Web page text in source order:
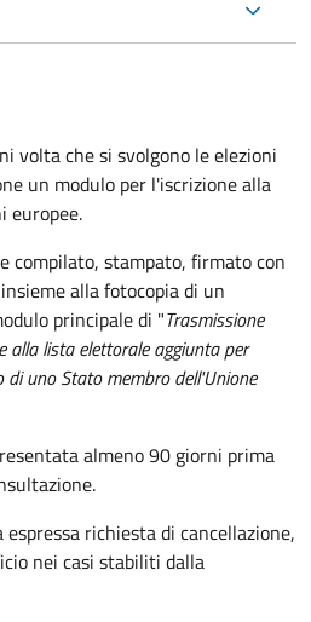
volta che si svolgono le elezioni
un modulo per l'iscrizione alla
europee.
compilato, stampato, firmato con
alla fotocopia di un
principale di "Trasmissione
alla lista elettorale aggiunta per
di uno Stato membro dell'Unione
almeno 90 giorni prima
espressa richiesta di cancellazione,
nei casi stabiliti dalla